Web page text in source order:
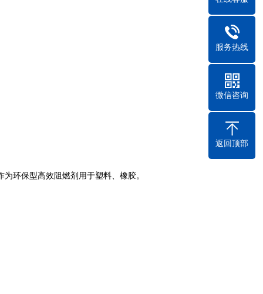
为环保型高效阻燃剂用于塑料、橡胶。
服务热线
微信咨询
返回顶部